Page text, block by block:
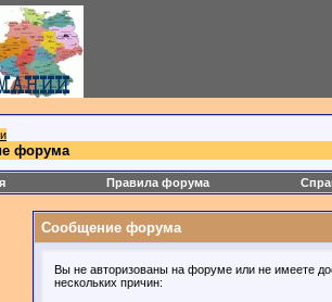
форума
Правила форума
Сообщение форума
Вы не авторизованы на форуме или не имеете
нескольких причин: